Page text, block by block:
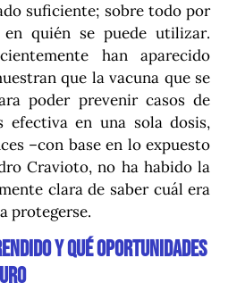
suficiente; sobre todo por
quién se puede utilizar.
han aparecido
que la vacuna que se
poder prevenir casos de
efectiva en una sola dosis,
–con base en lo expuesto
Cravioto, no ha habido la
clara de saber cuál era
protegerse.
Y QUÉ OPORTUNIDADES